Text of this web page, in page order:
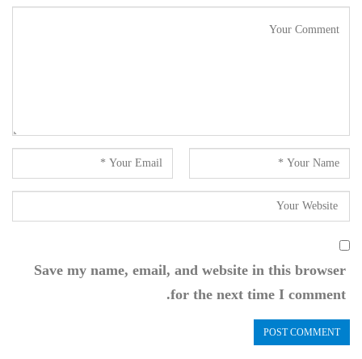
Save my name, email, and website in this browser
for the next time I comment.